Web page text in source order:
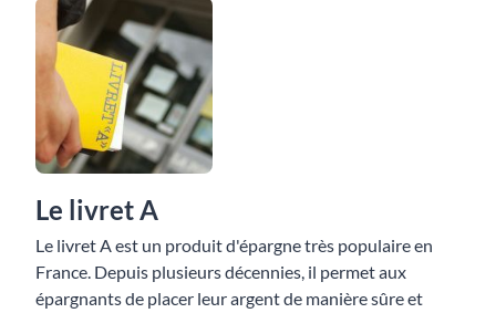
Le livret A
Le livret A est un produit d'épargne très populaire en
France. Depuis plusieurs décennies, il permet aux
épargnants de placer leur argent de manière sûre et